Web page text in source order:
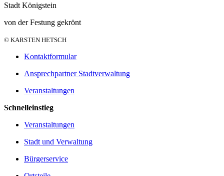
Stadt Königstein
von der Festung gekrönt
© KARSTEN HETSCH
Kontaktformular
Ansprechpartner Stadtverwaltung
Veranstaltungen
Schnelleinstieg
Veranstaltungen
Stadt und Verwaltung
Bürgerservice